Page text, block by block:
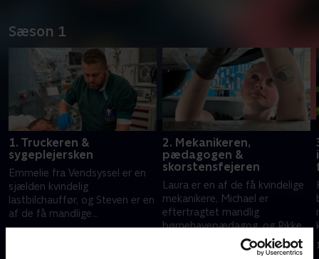
Sæson 1
1. Truckeren &
sygeplejersken
Emmelie fra Vendsyssel er en
sjælden kvindelig
lastbilchauffør, og Steven er en
af de få mandlige
sygeplejersker i Danmark.
2. Mekanikeren,
pædagogen &
skorstensfejeren
Laura er en af de få kvindelige
mekanikere, Michael er
eftertragtet mandlig
børnehavepædagog, og Rikke
er Danmarks eneste kvindelige
skorstensfejermester.
21. november 2023 • 28 min